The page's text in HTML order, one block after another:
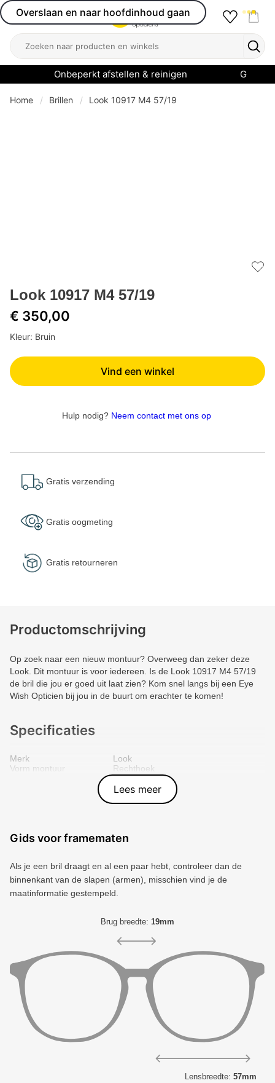
Overslaan en naar hoofdinhoud gaan
Open menu
Zoeken
Onbeperkt afstellen & reinigen
Home Brillen Look 10917 M4 57/19
Look 10917 M4 57/19
€ 350,00
Kleur: Bruin
Vind een winkel
Hulp nodig? Neem contact met ons op
Gratis verzending
Gratis oogmeting
Gratis retourneren
Productomschrijving
Op zoek naar een nieuw montuur? Overweeg dan zeker deze
Look. Dit montuur is voor iedereen. Is de Look 10917 M4 57/19
de bril die jou er goed uit laat zien? Kom snel langs bij een Eye
Wish Opticien bij jou in de buurt om erachter te komen!
Specificaties
Merk
Look
Vorm montuur
Rechthoek
Bruin
Metal
8028428631950
Lees meer
Gids voor framematen
Als je een bril draagt ​​en al een paar hebt, controleer dan de
binnenkant van de slapen (armen), misschien vind je de
maatinformatie gestempeld.
Brug breedte: 19mm
Lensbreedte: 57mm